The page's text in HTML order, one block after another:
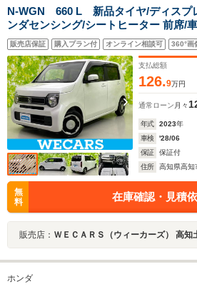
ック/Bluetooth接続
ートハイビ
ヘッドラン
コ ETC
N-WGN 660 L 新品タイヤ/ディスプ
ンダセンシング/シートヒーター 前席/
ステム/USBジャック/Bluetooth接続/
置/アイドリングストップ
販売店保証 購入プラン付 オンライン相談可 360°画
支払総額
126.9万円
通常ローン 月々
年式 2023年
車検
'28/06
保証
保証付
住所
高知県高知
無
料
在庫確認・見積
販売店： ＷＥＣＡＲＳ（ウィーカーズ） 高知
ホンダ